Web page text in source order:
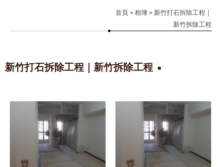
首頁 >相簿 > 新竹打石拆除工程｜
新竹拆除工程
新竹打石拆除工程｜新竹拆除工程